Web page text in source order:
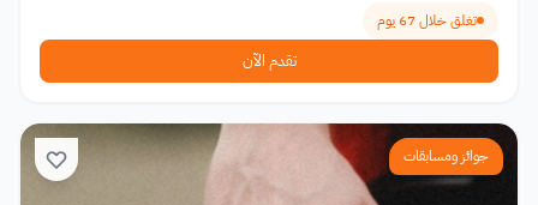
تغلق خلال 67 يوم
تقدم الآن
جوائز ومسابقات